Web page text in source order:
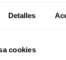
Detalles
cookies
causar daño
.
proactiva
rápida y sin